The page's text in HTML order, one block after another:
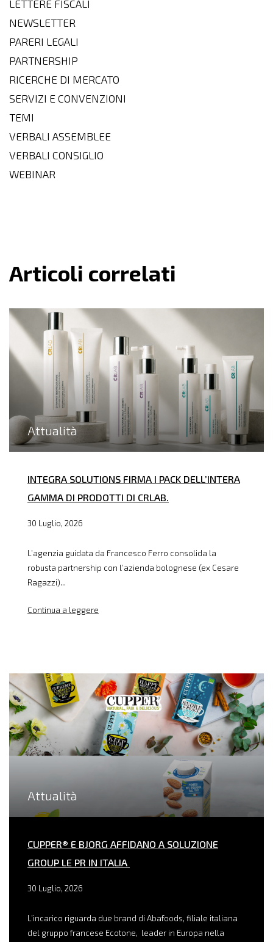
LETTERE FISCALI
NEWSLETTER
PARERI LEGALI
PARTNERSHIP
RICERCHE DI MERCATO
SERVIZI E CONVENZIONI
TEMI
VERBALI ASSEMBLEE
VERBALI CONSIGLIO
WEBINAR
Articoli correlati
Attualità
INTEGRA SOLUTIONS FIRMA I PACK DELL’INTERA
GAMMA DI PRODOTTI DI CRLAB.
30 Luglio, 2026
L’agenzia guidata da Francesco Ferro consolida la
robusta partnership con l’azienda bolognese (ex Cesare
Ragazzi)...
Continua a leggere
Attualità
CUPPER® E BJORG AFFIDANO A SOLUZIONE
GROUP LE PR IN ITALIA
30 Luglio, 2026
L’incarico riguarda due brand di Abafoods, filiale italiana
del gruppo francese Ecotone, leader in Europa nella